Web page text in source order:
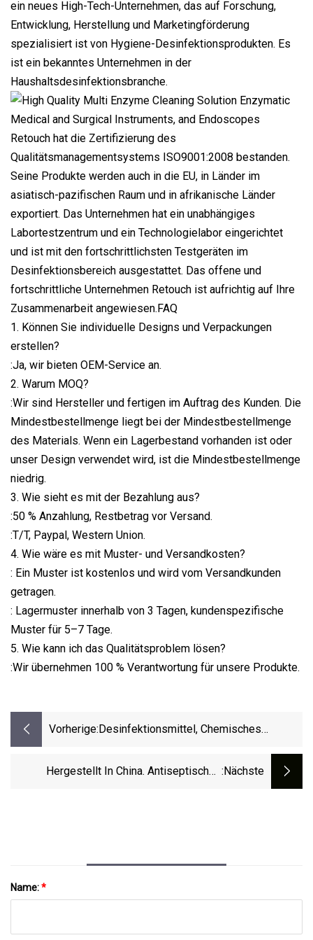
ein neues High-Tech-Unternehmen, das auf Forschung,
Entwicklung, Herstellung und Marketingförderung
spezialisiert ist von Hygiene-Desinfektionsprodukten. Es
ist ein bekanntes Unternehmen in der
Haushaltsdesinfektionsbranche.
Retouch hat die Zertifizierung des
Qualitätsmanagementsystems ISO9001:2008 bestanden.
Seine Produkte werden auch in die EU, in Länder im
asiatisch-pazifischen Raum und in afrikanische Länder
exportiert. Das Unternehmen hat ein unabhängiges
Labortestzentrum und ein Technologielabor eingerichtet
und ist mit den fortschrittlichsten Testgeräten im
Desinfektionsbereich ausgestattet. Das offene und
fortschrittliche Unternehmen Retouch ist aufrichtig auf Ihre
Zusammenarbeit angewiesen.FAQ
1. Können Sie individuelle Designs und Verpackungen
erstellen?
:Ja, wir bieten OEM-Service an.
2. Warum MOQ?
:Wir sind Hersteller und fertigen im Auftrag des Kunden. Die
Mindestbestellmenge liegt bei der Mindestbestellmenge
des Materials. Wenn ein Lagerbestand vorhanden ist oder
unser Design verwendet wird, ist die Mindestbestellmenge
niedrig.
3. Wie sieht es mit der Bezahlung aus?
:50 % Anzahlung, Restbetrag vor Versand.
:T/T, Paypal, Western Union.
4. Wie wäre es mit Muster- und Versandkosten?
: Ein Muster ist kostenlos und wird vom Versandkunden
getragen.
: Lagermuster innerhalb von 3 Tagen, kundenspezifische
Muster für 5–7 Tage.
5. Wie kann ich das Qualitätsproblem lösen?
:Wir übernehmen 100 % Verantwortung für unsere Produkte.
Vorherige:Desinfektionsmittel, Chemisches
Hypochlorige Säure, CAS 7790
Hergestellt In China. Antiseptisches :nächste
Name:*